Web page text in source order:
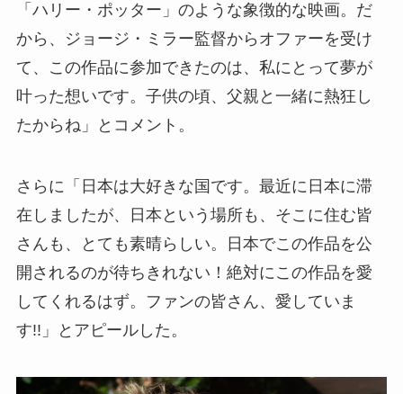
「ハリー・ポッター」のような象徴的な映画。だ
から、ジョージ・ミラー監督からオファーを受け
て、この作品に参加できたのは、私にとって夢が
叶った想いです。子供の頃、父親と一緒に熱狂し
たからね」とコメント。
さらに「日本は大好きな国です。最近に日本に滞
在しましたが、日本という場所も、そこに住む皆
さんも、とても素晴らしい。日本でこの作品を公
開されるのが待ちきれない！絶対にこの作品を愛
してくれるはず。ファンの皆さん、愛していま
す!!」とアピールした。